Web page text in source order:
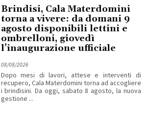
Brindisi, Cala Materdomini
torna a vivere: da domani 9
agosto disponibili lettini e
ombrelloni, giovedì
l’inaugurazione ufficiale
08/08/2026
Dopo mesi di lavori, attese e interventi di
recupero, Cala Materdomini torna ad accogliere
i brindisini. Da oggi, sabato 8 agosto, la nuova
gestione ...